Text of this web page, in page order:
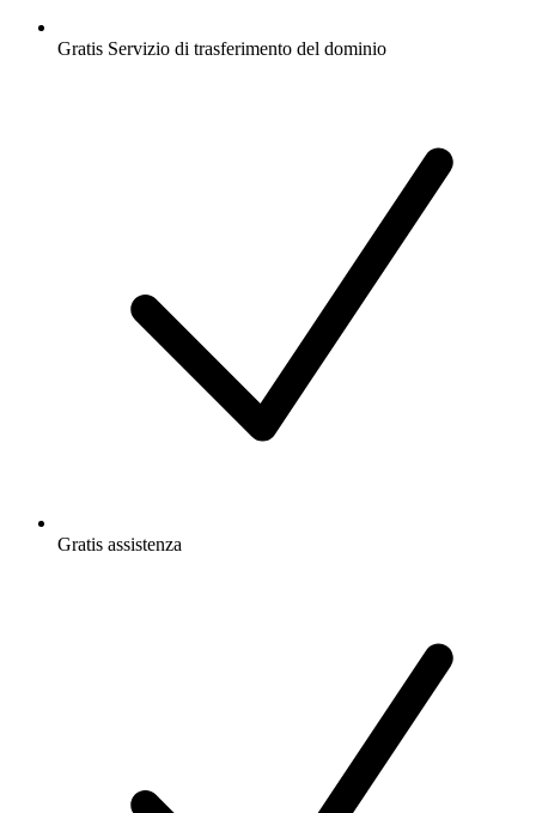
Gratis Servizio di trasferimento del dominio
Gratis assistenza